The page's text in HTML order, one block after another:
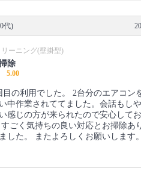
代)
ーニング(壁掛型)
除
5.00
目の利用でした。 2台分のエアコン
中作業されててました。会話もし
感じの方が来られたので安心して
ごく気持ちの良い対応とお掃除あ
した。 またよろしくお願いします。